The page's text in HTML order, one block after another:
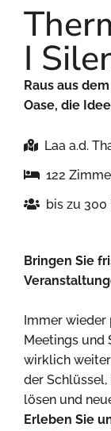
I
Raus aus
Oase, die
Laa a.d.
122
bis zu 300
Bringen Sie
Immer wieder
Meetings und
wirklich
der
lösen und
Erleben Sie